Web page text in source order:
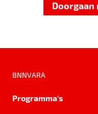
Doorgaan
BNNVARA
Programma's